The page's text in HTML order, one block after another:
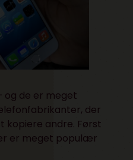
de er meget
der
kopiere andre. Først
er meget populær